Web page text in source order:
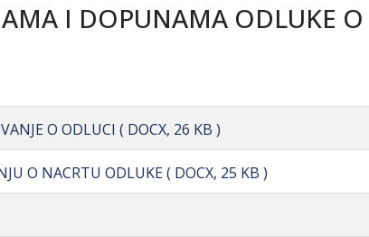
I DOPUNAMA ODLUKE O
O ODLUCI ( DOCX, 26 KB )
O NACRTU ODLUKE( DOCX, 25 KB )